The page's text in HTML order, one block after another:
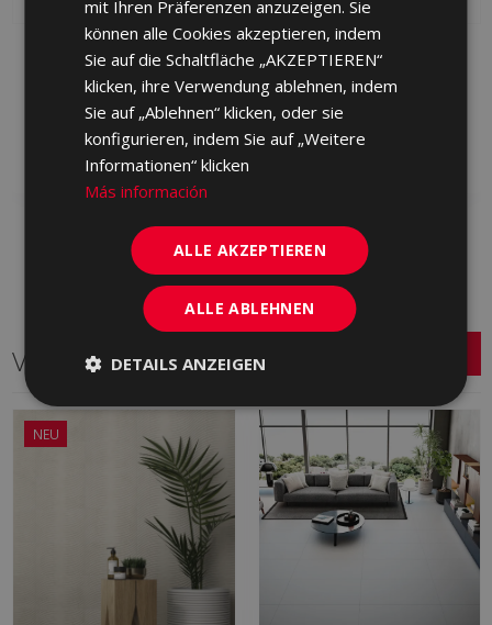
PETRALAVA ARENA 30,5
HCZ230 | 30.5x60.5
Zu Favoriten
hinzufügen
PETRALAVA GRIS 30,5 X
60,5
HCZ710 | 30.5x60.5
Zu Favoriten
hinzufügen
Verwandte Serien
NEU
mit Ihren Präferenzen anzuzeigen. Sie
können alle Cookies akzeptieren, indem
Sie auf die Schaltfläche „AKZEPTIEREN“
klicken, ihre Verwendung ablehnen, indem
Sie auf „Ablehnen“ klicken, oder sie
konfigurieren, indem Sie auf „Weitere
Informationen“ klicken
Más información
ALLE AKZEPTIEREN
ALLE ABLEHNEN
DETAILS ANZEIGEN